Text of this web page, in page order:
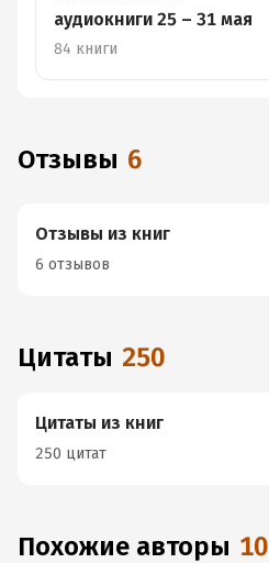
аудиокниги 25 – 31 мая
84 книги
Отзывы 6
Отзывы из книг
6 отзывов
Цитаты 250
Цитаты из книг
250 цитат
Похожие авторы 10